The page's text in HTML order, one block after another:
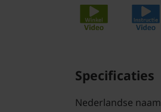
Specificaties
Nederlandse naam